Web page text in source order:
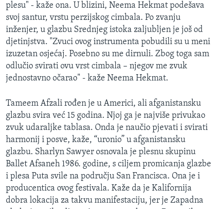
plesu" - kaže ona. U blizini, Neema Hekmat podešava
svoj santur, vrstu perzijskog cimbala. Po zvanju
inženjer, u glazbu Srednjeg istoka zaljubljen je još od
djetinjstva. "Zvuci ovog instrumenta pobudili su u meni
izuzetan osjećaj. Posebno su me dirnuli. Zbog toga sam
odlučio svirati ovu vrst cimbala – njegov me zvuk
jednostavno očarao" - kaže Neema Hekmat.
Tameem Afzali rođen je u Americi, ali afganistansku
glazbu svira već 15 godina. Njoj ga je najviše privukao
zvuk udaraljke tablasa. Onda je naučio pjevati i svirati
harmonij i posve, kaže, “uronio” u afganistansku
glazbu. Sharlyn Sawyer osnovala je plesnu skupinu
Ballet Afsaneh 1986. godine, s ciljem promicanja glazbe
i plesa Puta svile na području San Francisca. Ona je i
producentica ovog festivala. Kaže da je Kalifornija
dobra lokacija za takvu manifestaciju, jer je Zapadna